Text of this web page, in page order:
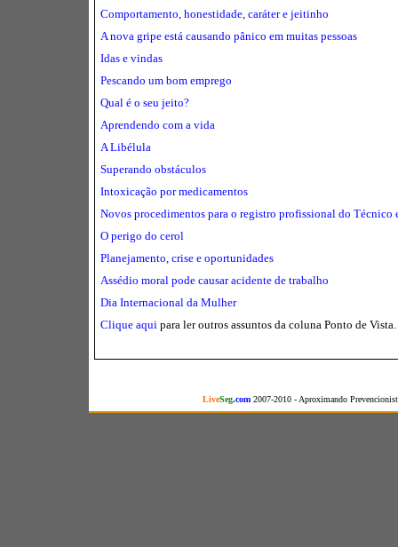
Comportamento, honestidade, caráter e jeitinho
A nova gripe está causando pânico em muitas pessoas
Idas e vindas
Pescando um bom emprego
Qual é o seu jeito?
Aprendendo com a vida
A Libélula
Superando obstáculos
Intoxicação por medicamentos
Novos procedimentos para o registro profissional do Técnico
O perigo do cerol
Planejamento, crise e oportunidades
Assédio moral pode causar acidente de trabalho
Dia Internacional da Mulher
Clique aqui para ler outros assuntos da coluna Ponto de Vista.
LiveSeg.com2007-2010 - Aproximando